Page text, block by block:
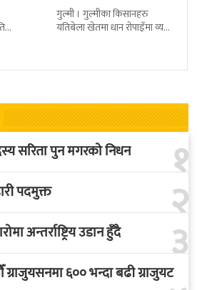
गुल्मी । गुल्मीका किसानहरु
यतिबेला खेतमा धान रोपाइँमा व्यस्त
रोपाइँको चटारो
१
सरिता पुन मगरको निधन
२
पदमुक्त
३
अन्तर्राष्ट्रिय उडान हुँदै
६०० भन्दा बढी ग्राजुयट